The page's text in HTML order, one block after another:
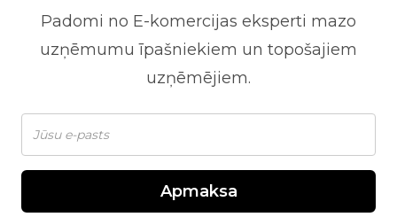
Padomi no E-komercijas eksperti mazo
uzņēmumu īpašniekiem un topošajiem
uzņēmējiem.
Apmaksa